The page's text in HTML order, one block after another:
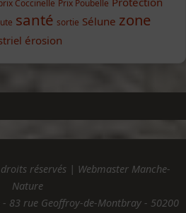
Coccinelle Prix Poubelle
santé sortie Sélune zone
érosion
réservés | Webmaster Manche-
Nature
83 rue Geoffroy-de-Montbray - 50200